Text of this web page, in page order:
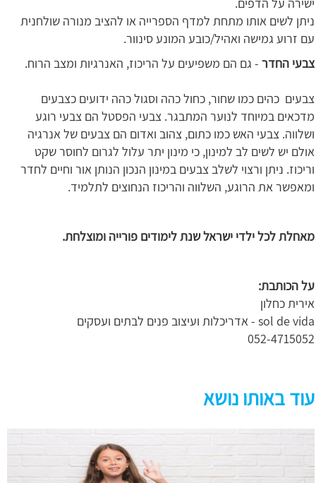
ישירה על הדפים.
ניתן לשים אותו מתחת למדף הספרייה או להציב מנורה שולחנית
עם זרוע גמישה ואהיל/כובע המונע סינוור.
צבעי החדר - גם הם משפיעים על הריכוז, האנרגיות ומצב הרוח.
צבעים כהים כמו שחור, כחול כהה וסגול כהה ידועים כצבעים
מדכאים במיוחד לנוער המתבגר. צבעי הפסטל הם צבעי רוגע
ושלווה. צבעי האש כמו כתום, צהוב ואדום הם צבעים של אנרגיה
אולם יש לשים לב למינון, כי מינון יתר עלול לגרום לחוסר שקט
וריכוז. ניתן ורצוי לשלב צבעים במינון הנכון הנותן אור וחיים לחדר
ומאפשר את הרוגע, השלווה והריכוז הנחוצים לתלמיד.
מאחלת לכל ילדי ישראל שנת לימודים פורייה ומוצלחת.
על הכותבת:
אירית כחלון
sol de vida - אדריכלות ועיצוב פנים לבתים ועסקים
052-4715052
עוד באותו נושא